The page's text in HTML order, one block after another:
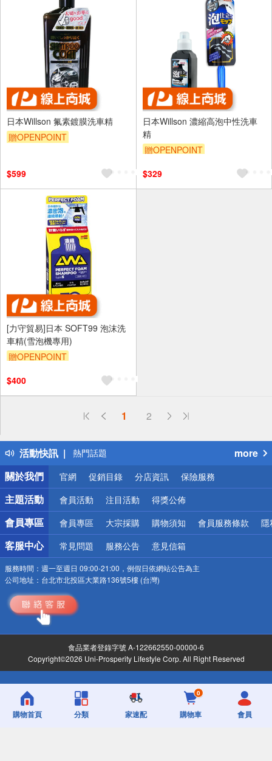
日本Willson 氟素鍍膜洗車精
贈OPENPOINT
$599
日本Willson 濃縮高泡中性洗車
精
贈OPENPOINT
$329
[力守貿易]日本 SOFT99 泡沫洗
車精(雪泡機專用)
贈OPENPOINT
$400
1 2
活動快訊
偏遠地區配送
得獎公告
熱門話題
銀行優惠
偏遠地區配送
詐騙網頁！請小心！
more
關於我們
官網 促銷目錄 分店資訊 保險服務
主題活動 會員活動 注目活動 得獎公佈
會員專區 會員專區 大宗採購 購物須知 會員服務條款 隱
客服中心 常見問題 服務公告 意見信箱
服務時間： 週一至週日 09:00-21:00，例假日依網站公告為主
公司地址： 台北市北投區大業路136號5樓 (台灣)
食品業者登錄字號 A-122662550-00000-6
Copyright©2026 Uni-Prosperity Lifestyle Corp. All Right Reserved
購物首頁 分類 家速配
0
購物車 會員